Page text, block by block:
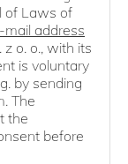
of Laws of
mail address
o. o., with its
is voluntary
by sending
The
the
before